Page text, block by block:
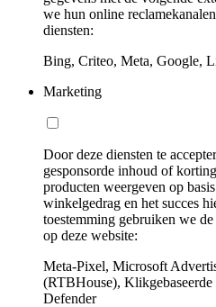
we hun online
diensten:
Bing, Criteo, Meta, Google,
Marketing
Door deze diensten te
gesponsorde inhoud of
producten weergeven op
winkelgedrag en het succes
toestemming gebruiken we
op deze website:
Meta-Pixel, Microsoft
(RTBHouse),
Defender